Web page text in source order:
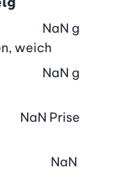
weich
NaN g
NaN g
NaN Prise
NaN